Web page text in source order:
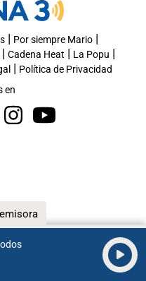
| Por siempre Mario|
Cadena Heat | La Popu |
| Política de Privacidad
en